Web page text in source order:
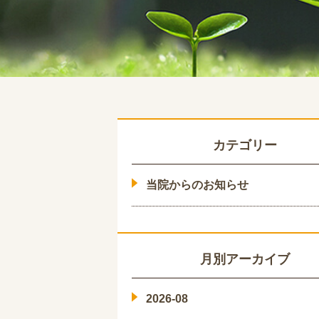
カテゴリー
当院からのお知らせ
月別アーカイブ
2026-08